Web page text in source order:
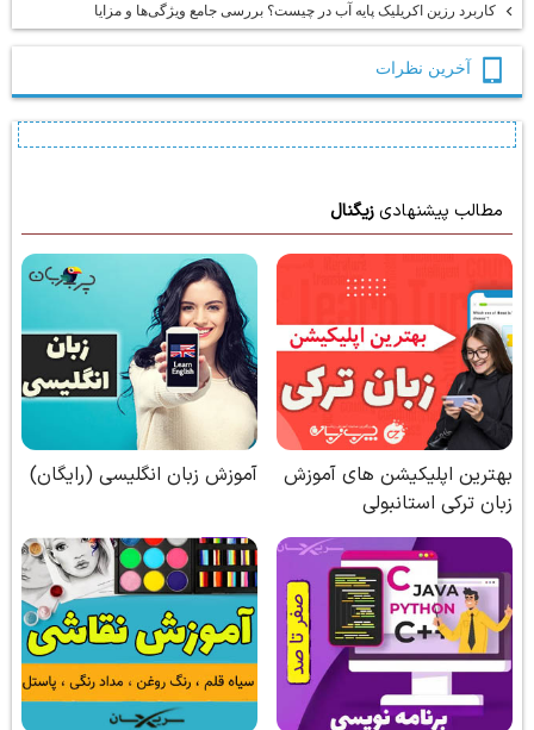
کاربرد رزین اکریلیک پایه آب در چیست؟ بررسی جامع ویژگی‌ها و مزایا
آخرين نظرات